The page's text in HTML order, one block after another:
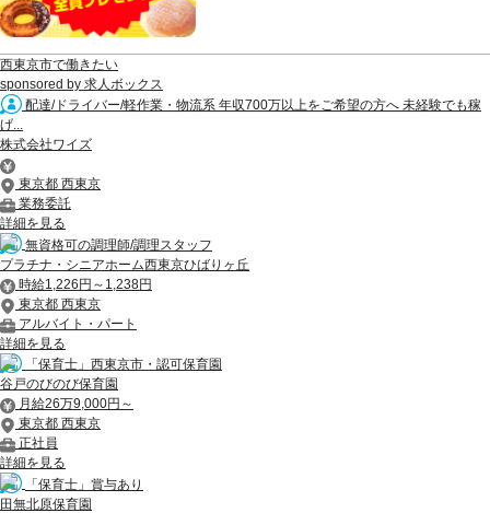
西東京市で働きたい
sponsored by 求人ボックス
配達/ドライバー/軽作業・物流系 年収700万以上をご希望の方へ 未経験でも稼
げ...
株式会社ワイズ
東京都 西東京
業務委託
詳細を見る
無資格可の調理師/調理スタッフ
プラチナ・シニアホーム西東京ひばりヶ丘
時給1,226円～1,238円
東京都 西東京
アルバイト・パート
詳細を見る
「保育士」西東京市・認可保育園
谷戸のびのび保育園
月給26万9,000円～
東京都 西東京
正社員
詳細を見る
「保育士」賞与あり
田無北原保育園